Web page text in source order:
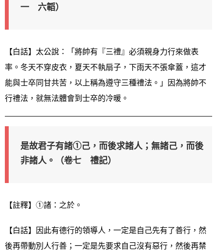
一 六韜）
【白話】太公說：「將帥有『三禮』必須親身力行來做表
率。冬天不穿皮衣，夏天不執扇子，下雨天不張傘蓋，這才
能與士卒同甘共苦，以上稱為遵守三種禮法。」因為將帥不
行禮法，就無法體會到士卒的冷暖。
是故君子有諸①己，而後求諸人；無諸己，而後
非諸人。（卷七 禮記）
【註釋】①諸：之於。
【白話】因此有德行的領導人，一定是自己先有了善行，然
後再帶動別人行善；一定是先要求自己沒有惡行，然後再禁